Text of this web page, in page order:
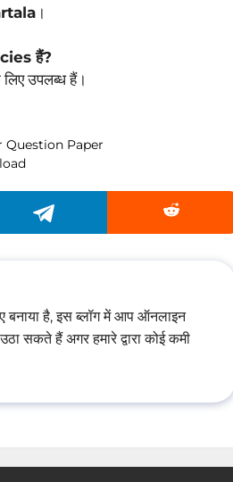
।
हैं?
उपलब्ध हैं।
Question Paper
बनाया है, इस ब्लॉग में आप ऑनलाइन
सकते हैं अगर हमारे द्वारा कोई कमी